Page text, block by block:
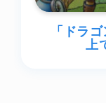
「ドラ
上